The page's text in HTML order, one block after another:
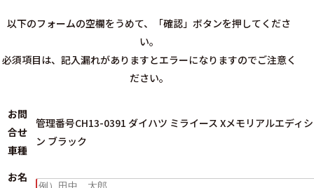
以下のフォームの空欄をうめて、「確認」ボタンを押してくださ
い。
必須項目は、記入漏れがありますとエラーになりますのでご注意く
ださい。
お問
合せ
車種
管理番号CH13-0391 ダイハツ ミライース Xメモリアルエディ
ン ブラック
お名